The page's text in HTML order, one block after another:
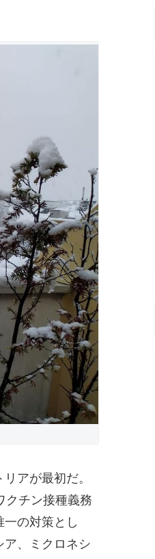
アが最初だ。
クチン接種義務
の対策とし
ア、ミクロネシ